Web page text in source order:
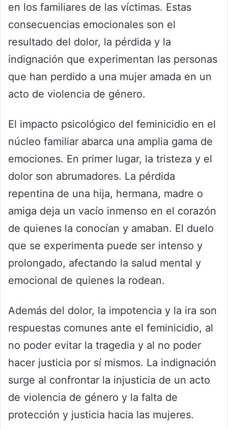
en los familiares de las víctimas. Estas
consecuencias emocionales son el
resultado del dolor, la pérdida y la
indignación que experimentan las personas
que han perdido a una mujer amada en un
acto de violencia de género.
El impacto psicológico del feminicidio en el
núcleo familiar abarca una amplia gama de
emociones. En primer lugar, la tristeza y el
dolor son abrumadores. La pérdida
repentina de una hija, hermana, madre o
amiga deja un vacío inmenso en el corazón
de quienes la conocían y amaban. El duelo
que se experimenta puede ser intenso y
prolongado, afectando la salud mental y
emocional de quienes la rodean.
Además del dolor, la impotencia y la ira son
respuestas comunes ante el feminicidio, al
no poder evitar la tragedia y al no poder
hacer justicia por sí mismos. La indignación
surge al confrontar la injusticia de un acto
de violencia de género y la falta de
protección y justicia hacia las mujeres.